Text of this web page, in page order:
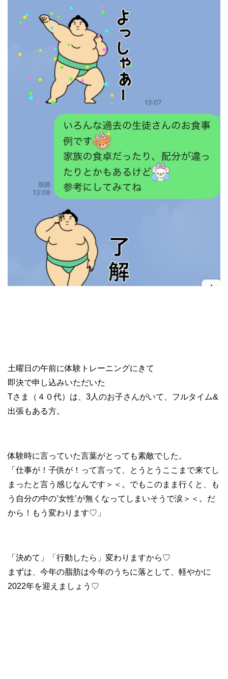
土曜日の午前に体験トレーニングにきて
即決で申し込みいただいた
Tさま（４０代）は、3人のお子さんがいて、フルタイム&
出張もある方。
体験時に言っていた言葉がとっても素敵でした。
「仕事が！子供が！って言って、とうとうここまで来てし
まったと言う感じなんです＞＜。でもこのまま行くと、も
う自分の中の’女性’が無くなってしまいそうで涙＞＜。だ
から！もう変わります♡」
「決めて」「行動したら」変わりますから♡
まずは、今年の脂肪は今年のうちに落として、軽やかに
2022年を迎えましょう♡